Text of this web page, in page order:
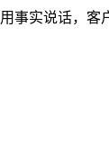
用事实说话，客